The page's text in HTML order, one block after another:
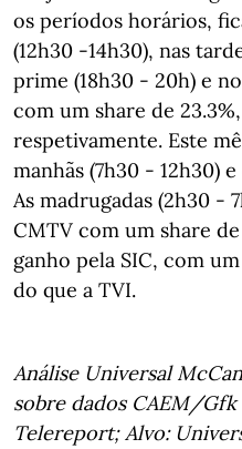
os períodos horários,
(12h30 -14h30), nas
prime (18h30 - 20h) e
com um share de 23.3%,
respetivamente. Este
manhãs (7h30 - 12h30)
As madrugadas (2h30 -
CMTV com um share
ganho pela SIC, com
do que a TVI.
Análise Universal
sobre dados CAEM/
Telereport; Alvo: